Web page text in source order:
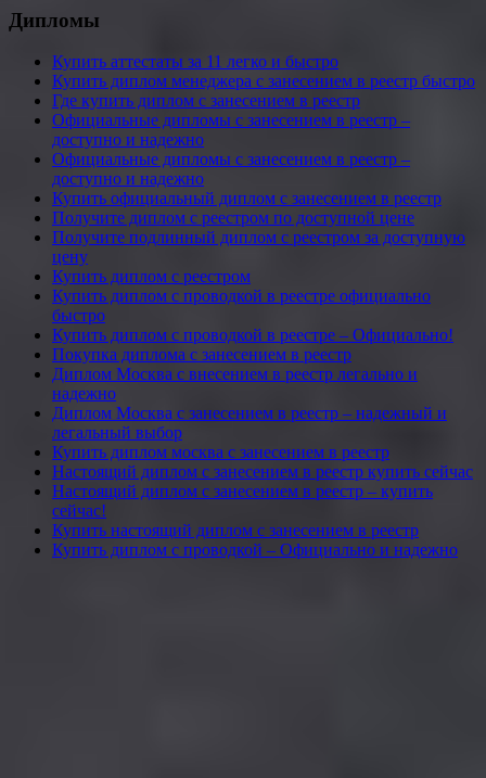
Дипломы
Купить аттестаты за 11 легко и быстро
Купить диплом менеджера с занесением в реестр быстро
Где купить диплом с занесением в реестр
Официальные дипломы с занесением в реестр –
доступно и надежно
Официальные дипломы с занесением в реестр –
доступно и надежно
Купить официальный диплом с занесением в реестр
Получите диплом с реестром по доступной цене
Получите подлинный диплом с реестром за доступную
цену
Купить диплом с реестром
Купить диплом с проводкой в реестре официально
быстро
Купить диплом с проводкой в реестре – Официально!
Покупка диплома с занесением в реестр
Диплом Москва с внесением в реестр легально и
надежно
Диплом Москва с занесением в реестр – надежный и
легальный выбор
Купить диплом москва с занесением в реестр
Настоящий диплом с занесением в реестр купить сейчас
Настоящий диплом с занесением в реестр – купить
сейчас!
Купить настоящий диплом с занесением в реестр
Купить диплом с проводкой – Официально и надежно